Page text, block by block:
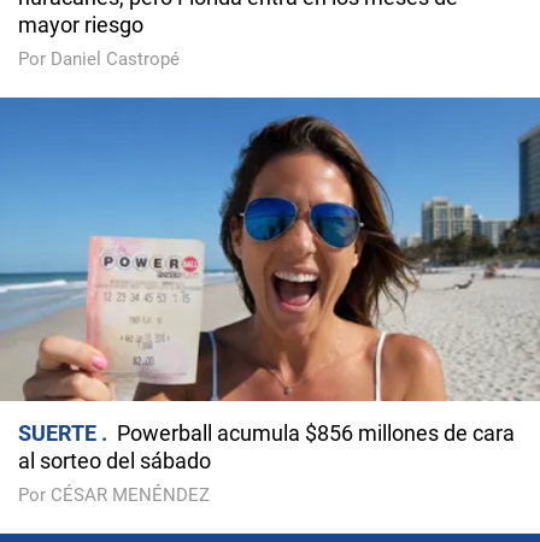
mayor riesgo
Por Daniel Castropé
SUERTE
Powerball acumula $856 millones de cara
al sorteo del sábado
Por CÉSAR MENÉNDEZ